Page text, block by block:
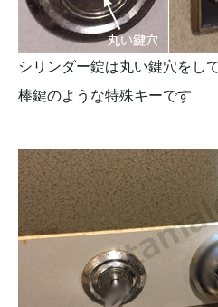
シリンダー錠は丸い鍵穴をし
棒鍵のような特殊キーです